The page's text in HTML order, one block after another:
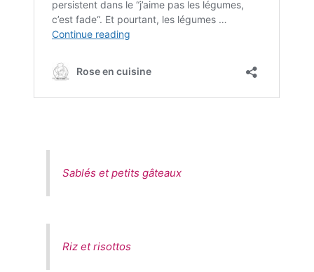
Sablés et petits gâteaux
Riz et risottos